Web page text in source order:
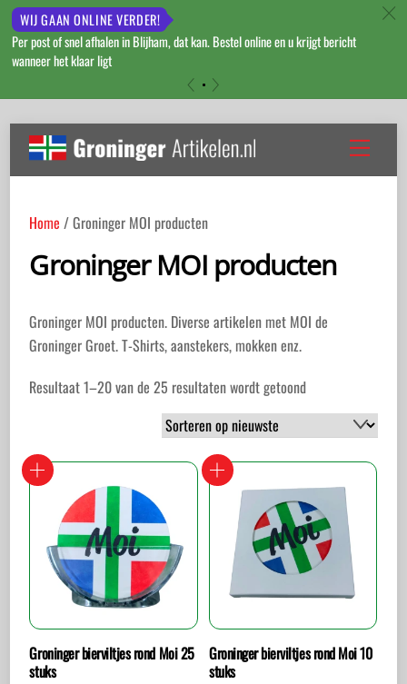
WIJ GAAN ONLINE VERDER!
Per post of snel afhalen in Blijham, dat kan. Bestel online en u krijgt bericht
wanneer het klaar ligt
c
content
Menu
Home / Groninger MOI producten
Groninger MOI producten
Groninger MOI producten. Diverse artikelen met MOI de
Groninger Groet. T-Shirts, aanstekers, mokken enz.
Resultaat 1–20 van de 25 resultaten wordt getoondGesorteerd
op
nieuwste
Groninger bierviltjes rond Moi 25
stuks
Groninger bierviltjes rond Moi 10
stuks